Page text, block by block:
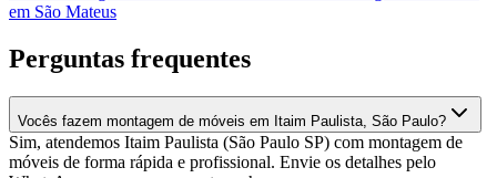
em São Mateus
Perguntas frequentes
Vocês fazem montagem de móveis em Itaim Paulista, São Paulo?
Sim, atendemos Itaim Paulista (São Paulo SP) com montagem de
móveis de forma rápida e profissional. Envie os detalhes pelo